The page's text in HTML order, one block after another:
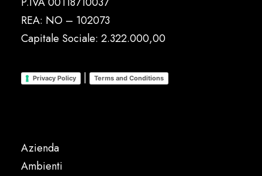
REA: NO – 102073
Capitale Sociale: 2.322.000,00
Privacy Policy | Terms and Conditions
Azienda
Ambienti